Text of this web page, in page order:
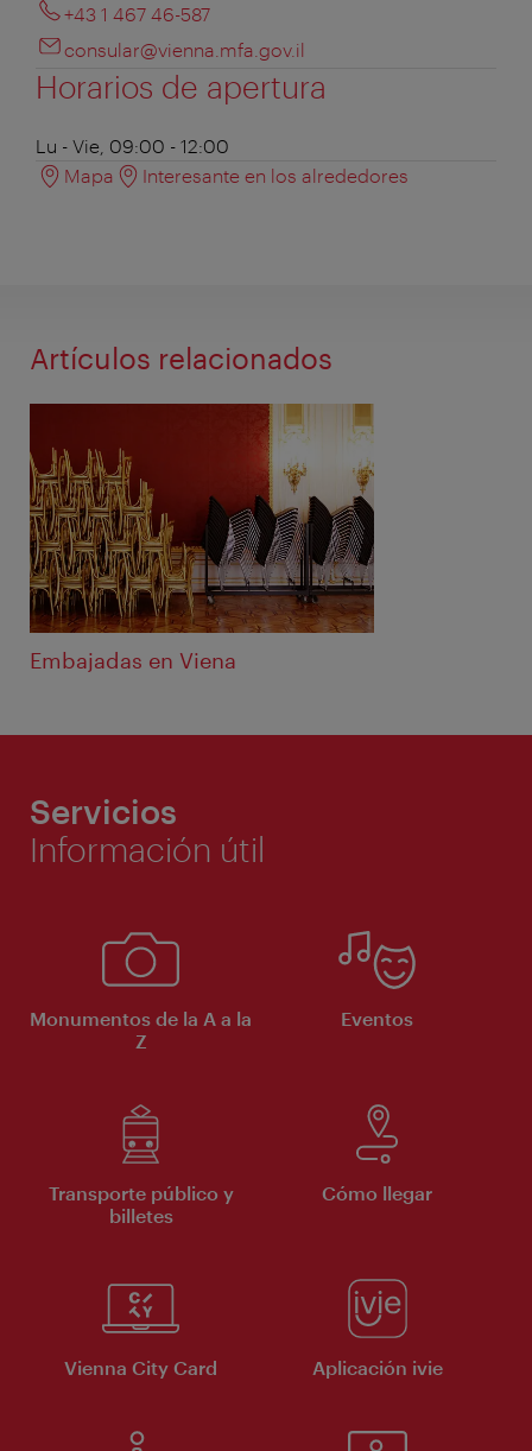
+43 1 467 46-587
consular@vienna.mfa.gov.il
Horarios de apertura
Lu - Vie, 09:00 - 12:00
Mapa
Interesante en los alrededores
Artículos relacionados
Embajadas en Viena
Servicios
Información útil
Monumentos de la A a la
Z
Eventos
Transporte público y
billetes
Cómo llegar
Vienna City Card Aplicación ivie